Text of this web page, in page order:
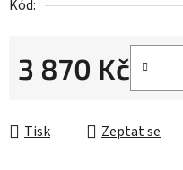
Kód:
3 870 Kč
Tisk Zeptat se